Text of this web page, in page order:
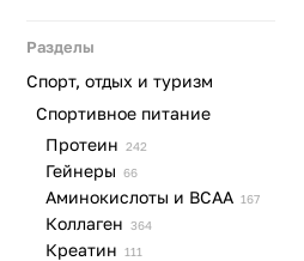
Разделы
Спорт, отдых и туризм
Спортивное питание
Протеин 242
Гейнеры 66
Аминокислоты и BCAA 167
Коллаген 364
Креатин 111